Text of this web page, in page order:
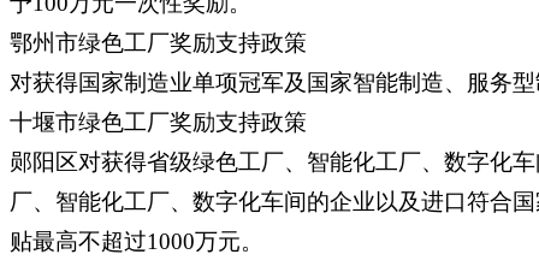
鄂州市绿色工厂奖励支持政策
对获得国家制造业单项冠军及国家智能制造、服务
十堰市绿色工厂奖励支持政策
郧阳区对获得省级绿色工厂、智能化工厂、数字化
厂、智能化工厂、数字化车间的企业以及进口符合
贴最高不超过1000万元。